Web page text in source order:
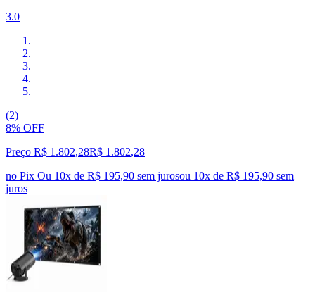
3.0
(2)
8% OFF
Preço R$ 1.802,28R$ 1.802,28
no Pix Ou 10x de R$ 195,90 sem jurosou 10x de R$ 195,90 sem
juros